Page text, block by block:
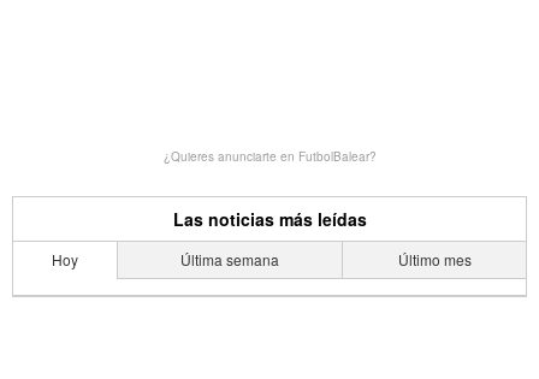
¿Quieres anunciarte en FutbolBalear?
Las noticias más leídas
Hoy Última semana Último mes